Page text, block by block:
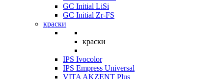
GC Initial LiSi
GC Initial Zr-FS
краски
краски
IPS Ivocolor
IPS Empress Universal
VITA AKZENT Plus